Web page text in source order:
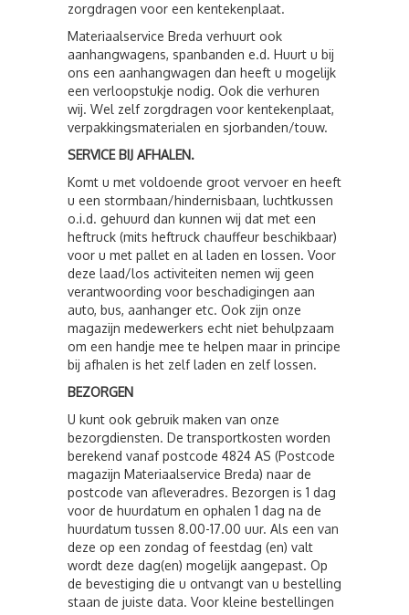
zorgdragen voor een kentekenplaat.
Materiaalservice Breda verhuurt ook
aanhangwagens, spanbanden e.d. Huurt u bij
ons een aanhangwagen dan heeft u mogelijk
een verloopstukje nodig. Ook die verhuren
wij. Wel zelf zorgdragen voor kentekenplaat,
verpakkingsmaterialen en sjorbanden/touw.
SERVICE BIJ AFHALEN.
Komt u met voldoende groot vervoer en heeft
u een stormbaan/hindernisbaan, luchtkussen
o.i.d. gehuurd dan kunnen wij dat met een
heftruck (mits heftruck chauffeur beschikbaar)
voor u met pallet en al laden en lossen. Voor
deze laad/los activiteiten nemen wij geen
verantwoording voor beschadigingen aan
auto, bus, aanhanger etc. Ook zijn onze
magazijn medewerkers echt niet behulpzaam
om een handje mee te helpen maar in principe
bij afhalen is het zelf laden en zelf lossen.
BEZORGEN
U kunt ook gebruik maken van onze
bezorgdiensten. De transportkosten worden
berekend vanaf postcode 4824 AS (Postcode
magazijn Materiaalservice Breda) naar de
postcode van afleveradres. Bezorgen is 1 dag
voor de huurdatum en ophalen 1 dag na de
huurdatum tussen 8.00-17.00 uur. Als een van
deze op een zondag of feestdag (en) valt
wordt deze dag(en) mogelijk aangepast. Op
de bevestiging die u ontvangt van u bestelling
staan de juiste data. Voor kleine bestellingen